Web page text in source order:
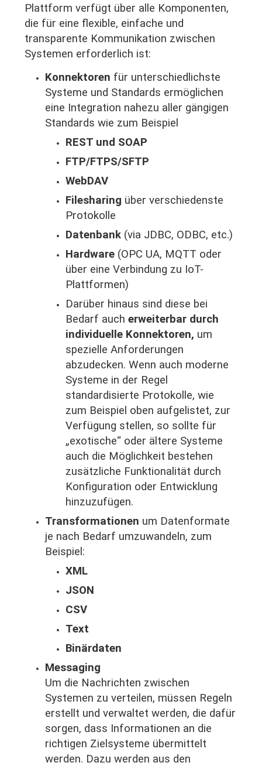
Plattform verfügt über alle Komponenten,
die für eine flexible, einfache und
transparente Kommunikation zwischen
Systemen erforderlich ist:
Konnektoren für unterschiedlichste
Systeme und Standards ermöglichen
eine Integration nahezu aller gängigen
Standards wie zum Beispiel
REST und SOAP
FTP/FTPS/SFTP
WebDAV
Filesharing über verschiedenste
Protokolle
Datenbank (via JDBC, ODBC, etc.)
Hardware (OPC UA, MQTT oder
über eine Verbindung zu IoT-
Plattformen)
Darüber hinaus sind diese bei
Bedarf auch erweiterbar durch
individuelle Konnektoren, um
spezielle Anforderungen
abzudecken. Wenn auch moderne
Systeme in der Regel
standardisierte Protokolle, wie
zum Beispiel oben aufgelistet, zur
Verfügung stellen, so sollte für
„exotische“ oder ältere Systeme
auch die Möglichkeit bestehen
zusätzliche Funktionalität durch
Konfiguration oder Entwicklung
hinzuzufügen.
Transformationen um Datenformate
je nach Bedarf umzuwandeln, zum
Beispiel:
XML
JSON
CSV
Text
Binärdaten
Messaging
Um die Nachrichten zwischen
Systemen zu verteilen, müssen Regeln
erstellt und verwaltet werden, die dafür
sorgen, dass Informationen an die
richtigen Zielsysteme übermittelt
werden. Dazu werden aus den